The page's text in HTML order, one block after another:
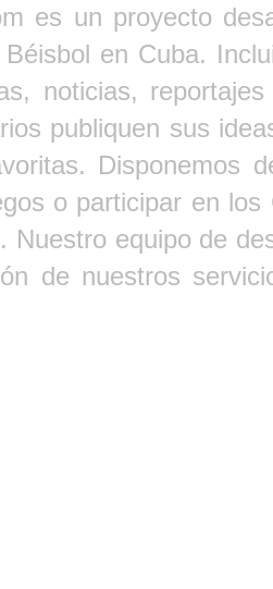
es un proyecto
en Cuba.
noticias,
publiquen sus
Disponemos
o participar en
Nuestro equipo de
de nuestros